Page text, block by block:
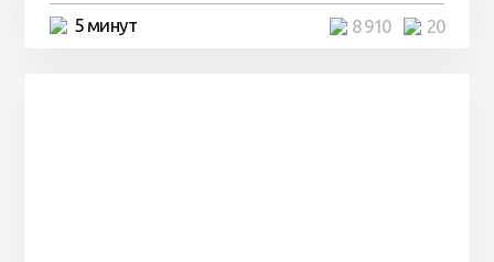
5 минут 20
8 910